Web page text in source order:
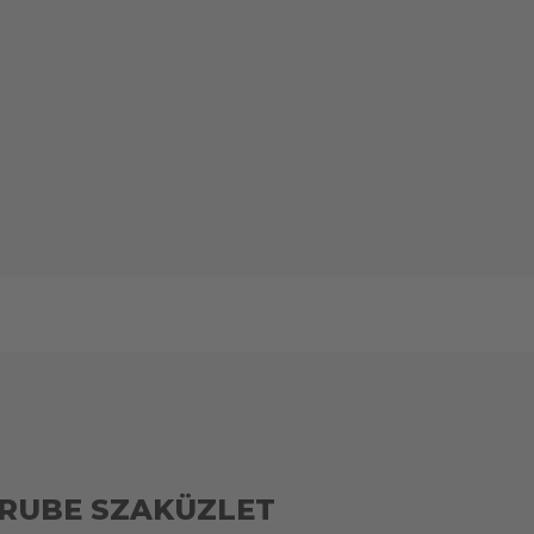
SZAKÜZLET